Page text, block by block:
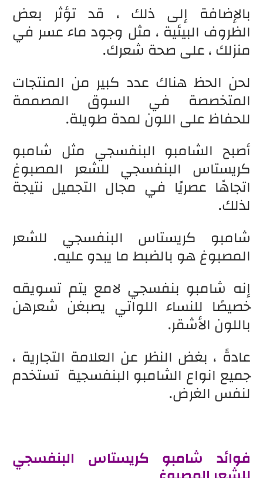
بالإضافة إلى ذلك ، قد تؤثر بعض
الظروف البيئية ، مثل وجود ماء عسر في
منزلك ، على صحة شعرك.
لحن الحظ هناك عدد كبير من المنتجات
المتخصصة في السوق المصممة
للحفاظ على اللون لمدة طويلة.
أصبح الشامبو البنفسجي مثل شامبو
كريستاس البنفسجي للشعر المصبوغ
اتجاهًا عصريًا في مجال التجميل نتيجة
لذلك.
شامبو كريستاس البنفسجي للشعر
المصبوغ هو بالضبط ما يبدو عليه.
إنه شامبو بنفسجي لامع يتم تسويقه
خصيصًا للنساء اللواتي يصبغن شعرهن
باللون الأشقر.
عادةً ، بغض النظر عن العلامة التجارية ،
جميع انواع الشامبو البنفسجية تستخدم
لنفس الغرض.
فوائد شامبو كريستاس البنفسجي